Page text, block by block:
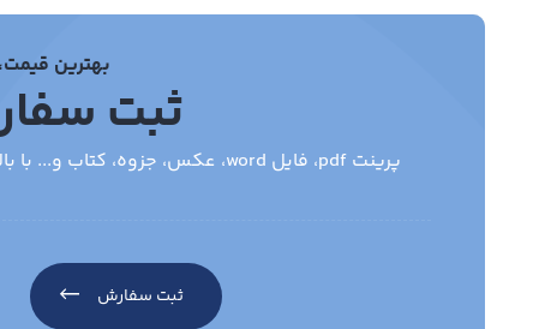
بهترین
ثبت
پرینت pdf، فایل word، عکس، جزوه، کتاب و... با بالاترین کیفیت، قیمت مناسب . ارسال به سراسر کشور
ثبت سفارش